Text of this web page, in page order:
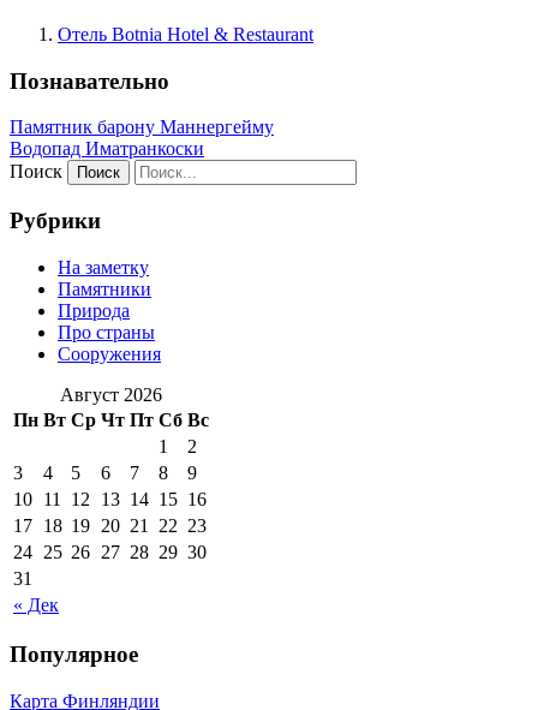
Отель Botnia Hotel & Restaurant
Познавательно
Памятник барону Маннергейму
Водопад Иматранкоски
Поиск
Рубрики
На заметку
Памятники
Природа
Про страны
Сооружения
Август 2026
Пн Вт Ср Чт Пт Сб Вс
« Дек
1
2
3
4 5 6 7 8
9
10 11 12 13 14 15 16
17 18 19 20 21 22 23
24 25 26 27 28 29 30
31
Популярное
Карта Финляндии